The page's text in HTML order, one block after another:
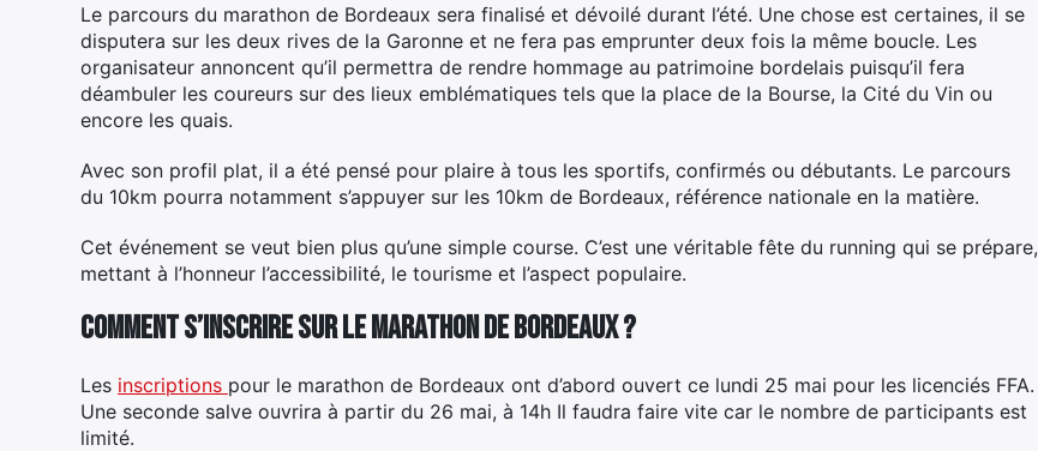
Le parcours du marathon de Bordeaux sera finalisé et dévoilé durant l’été. Une chose est certaines, il se
disputera sur les deux rives de la Garonne et ne fera pas emprunter deux fois la même boucle. Les
organisateur annoncent qu’il permettra de rendre hommage au patrimoine bordelais puisqu’il fera
déambuler les coureurs sur des lieux emblématiques tels que la place de la Bourse, la Cité du Vin ou
encore les quais.
Avec son profil plat, il a été pensé pour plaire à tous les sportifs, confirmés ou débutants. Le parcours
du 10km pourra notamment s’appuyer sur les 10km de Bordeaux, référence nationale en la matière.
Cet événement se veut bien plus qu’une simple course. C’est une véritable fête du running qui se prépare,
mettant à l’honneur l’accessibilité, le tourisme et l’aspect populaire.
Comment s’inscrire sur le marathon de Bordeaux ?
Les inscriptions pour le marathon de Bordeaux ont d’abord ouvert ce lundi 25 mai pour les licenciés FFA.
Une seconde salve ouvrira à partir du 26 mai, à 14h Il faudra faire vite car le nombre de participants est
limité.